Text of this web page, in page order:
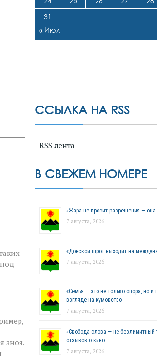
зноя.
31
« Июл
ССЫЛКА НА RSS
RSS лента
В СВЕЖЕМ НОМЕРЕ
«Жара не просит разрешения — она
7 августа, 2026
«Донской шрот выходит на
7 августа, 2026
«Семья — это не только опора, но и
взгляде на кумовство
7 августа, 2026
«Свобода слова — не безлимитный
отзывов о кино
7 августа, 2026